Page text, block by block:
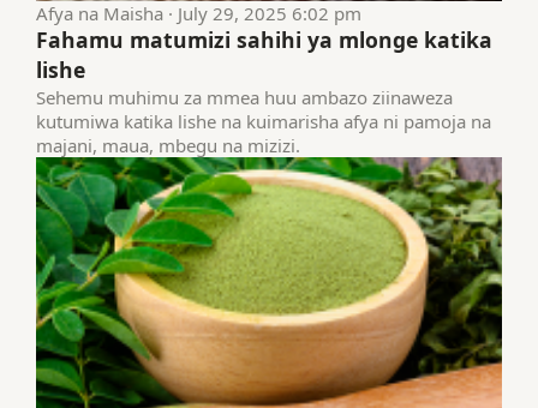
Afya na Maisha · July 29, 2025 6:02 pm
Fahamu matumizi sahihi ya mlonge katika
lishe
Sehemu muhimu za mmea huu ambazo ziinaweza
kutumiwa katika lishe na kuimarisha afya ni pamoja na
majani, maua, mbegu na mizizi.